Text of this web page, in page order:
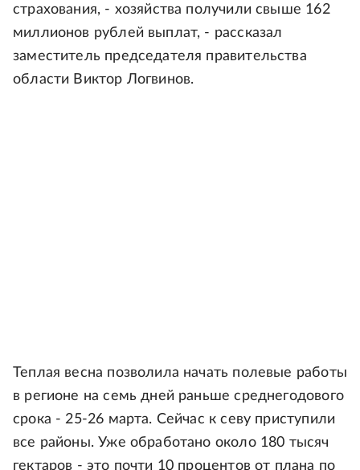
страхования, - хозяйства получили свыше 162
миллионов рублей выплат, - рассказал
заместитель председателя правительства
области Виктор Логвинов.
Теплая весна позволила начать полевые работы
в регионе на семь дней раньше среднегодового
срока - 25-26 марта. Сейчас к севу приступили
все районы. Уже обработано около 180 тысяч
гектаров - это почти 10 процентов от плана по